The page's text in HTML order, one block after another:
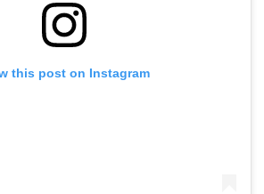
this post on Instagram